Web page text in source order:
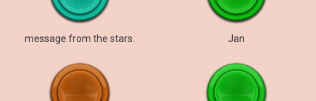
message from the stars. Jan